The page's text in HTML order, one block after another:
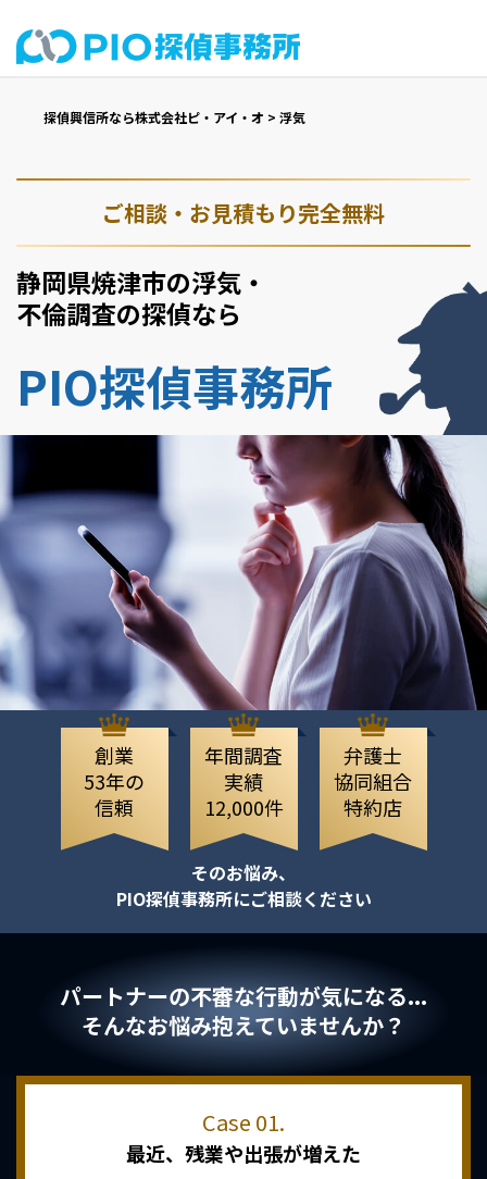
探偵興信所なら株式会社ピ・アイ・オ > 浮気
ご相談・お見積もり完全無料
静岡県焼津市の浮気・
不倫調査の探偵なら
PIO探偵事務所
創業
53年の
信頼
年間調査
実績
12,000件
弁護士
協同組合
特約店
そのお悩み、
PIO探偵事務所にご相談ください
パートナーの不審な行動が気になる...
そんなお悩み抱えていませんか？
最近、 残業や出張が増えた